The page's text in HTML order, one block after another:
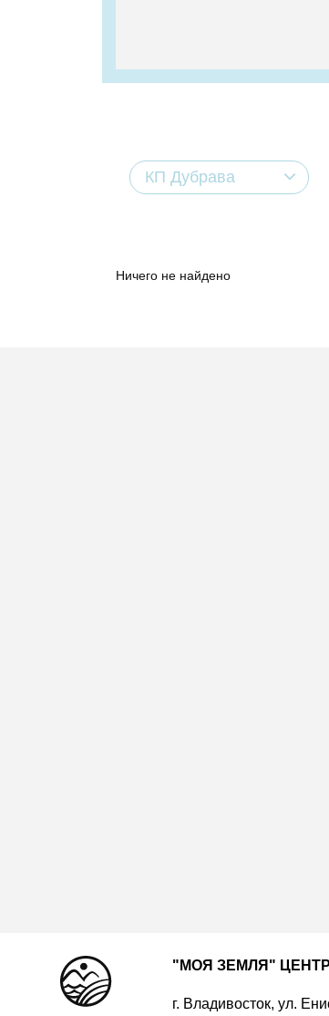
КП Дубрава
Ничего не найдено
"МОЯ ЗЕМЛЯ"
г. Владивосток, ул.